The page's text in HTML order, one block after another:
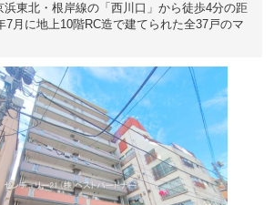
東北・根岸線の「西川口」から徒歩4分の距
7月に地上10階RC造で建てられた全37戸のマ